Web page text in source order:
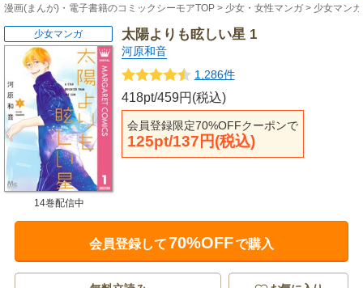
漫画(まんが)・電子書籍のコミックシーモアTOP 少女・女性マンガ 少女マンガ
太陽よりも眩しい星 1
河原和音
1,286件
418pt/459円(税込)
会員登録限定70%OFFクーポンで
125pt/137円(税込)
少女マンガ
14巻配信中
会員登録して70%OFFで購入